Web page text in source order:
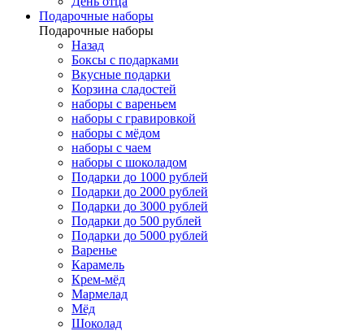
Подарочные наборы
Подарочные наборы
Назад
Боксы с подарками
Вкусные подарки
Корзина сладостей
наборы с вареньем
наборы с гравировкой
наборы с мёдом
наборы с чаем
наборы с шоколадом
Подарки до 1000 рублей
Подарки до 2000 рублей
Подарки до 3000 рублей
Подарки до 500 рублей
Подарки до 5000 рублей
Варенье
Карамель
Крем-мёд
Мармелад
Мёд
Шоколад